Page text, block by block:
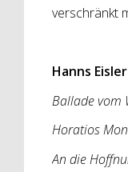
verschränkt
Hanns Eisler
Ballade vom
Horatios
An die